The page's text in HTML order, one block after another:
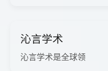
沁言学术
沁言学术是全球领